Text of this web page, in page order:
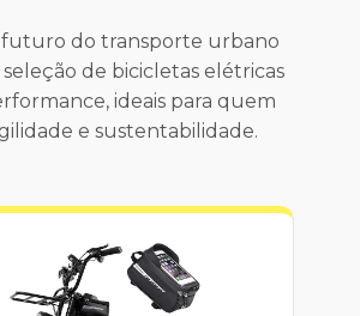
futuro do transporte urbano
seleção de bicicletas elétricas
ideais para quem
e sustentabilidade.